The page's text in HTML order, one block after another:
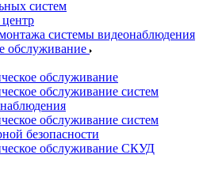
систем
системы видеонаблюдения
обслуживание
обслуживание
обслуживание систем
обслуживание систем
безопасности
обслуживание СКУД